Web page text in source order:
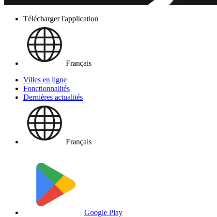
Télécharger l'application
Français
Villes en ligne
Fonctionnalités
Dernières actualités
Français
Google Play